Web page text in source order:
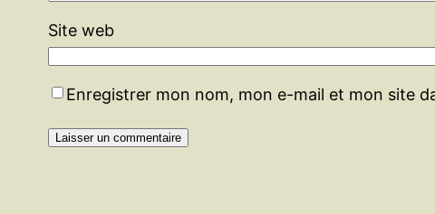
Site web
Enregistrer mon nom, mon e-mail et mon site